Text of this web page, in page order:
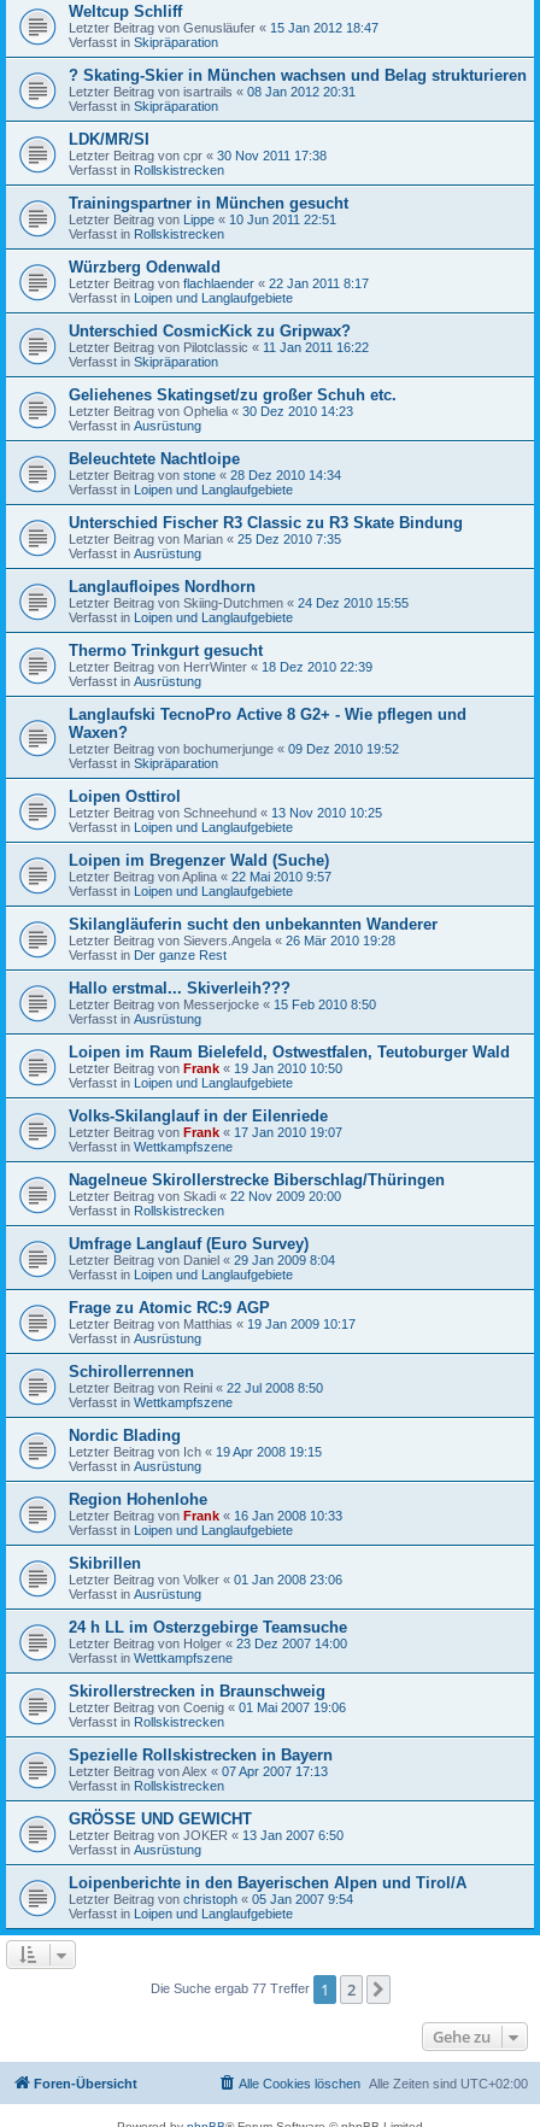
Weltcup Schliff
Letzter Beitrag von Genusläufer « 15 Jan 2012 18:47
Verfasst in Skipräparation
? Skating-Skier in München wachsen und Belag strukturieren
Letzter Beitrag von isartrails « 08 Jan 2012 20:31
Verfasst in Skipräparation
LDK/MR/SI
Letzter Beitrag von cpr « 30 Nov 2011 17:38
Verfasst in Rollskistrecken
Trainingspartner in München gesucht
Letzter Beitrag von Lippe « 10 Jun 2011 22:51
Verfasst in Rollskistrecken
Würzberg Odenwald
Letzter Beitrag von flachlaender « 22 Jan 2011 8:17
Verfasst in Loipen und Langlaufgebiete
Unterschied CosmicKick zu Gripwax?
Letzter Beitrag von Pilotclassic « 11 Jan 2011 16:22
Verfasst in Skipräparation
Geliehenes Skatingset/zu großer Schuh etc.
Letzter Beitrag von Ophelia « 30 Dez 2010 14:23
Verfasst in Ausrüstung
Beleuchtete Nachtloipe
Letzter Beitrag von stone « 28 Dez 2010 14:34
Verfasst in Loipen und Langlaufgebiete
Unterschied Fischer R3 Classic zu R3 Skate Bindung
Letzter Beitrag von Marian « 25 Dez 2010 7:35
Verfasst in Ausrüstung
Langlaufloipes Nordhorn
Letzter Beitrag von Skiing-Dutchmen « 24 Dez 2010 15:55
Verfasst in Loipen und Langlaufgebiete
Thermo Trinkgurt gesucht
Letzter Beitrag von HerrWinter « 18 Dez 2010 22:39
Verfasst in Ausrüstung
Langlaufski TecnoPro Active 8 G2+ - Wie pflegen und
Waxen?
Letzter Beitrag von bochumerjunge « 09 Dez 2010 19:52
Verfasst in Skipräparation
Loipen Osttirol
Letzter Beitrag von Schneehund « 13 Nov 2010 10:25
Verfasst in Loipen und Langlaufgebiete
Loipen im Bregenzer Wald (Suche)
Letzter Beitrag vonAplina « 22 Mai 2010 9:57
Verfasst in Loipen und Langlaufgebiete
Skilangläuferin sucht den unbekannten Wanderer
Letzter Beitrag von Sievers.Angela « 26 Mär 2010 19:28
Verfasst in Der ganze Rest
Hallo erstmal... Skiverleih???
Letzter Beitrag von Messerjocke « 15 Feb 2010 8:50
Verfasst in Ausrüstung
Loipen im Raum Bielefeld, Ostwestfalen, Teutoburger Wald
Letzter Beitrag von Frank « 19 Jan 2010 10:50
Verfasst in Loipen und Langlaufgebiete
Volks-Skilanglauf in der Eilenriede
Letzter Beitrag von Frank « 17 Jan 2010 19:07
Verfasst in Wettkampfszene
Nagelneue Skirollerstrecke Biberschlag/Thüringen
Letzter Beitrag von Skadi « 22 Nov 2009 20:00
Verfasst in Rollskistrecken
Umfrage Langlauf (Euro Survey)
Letzter Beitrag von Daniel « 29 Jan 2009 8:04
Verfasst in Loipen und Langlaufgebiete
Frage zu Atomic RC:9 AGP
Letzter Beitrag von Matthias « 19 Jan 2009 10:17
Verfasst in Ausrüstung
Schirollerrennen
Letzter Beitrag von Reini « 22 Jul 2008 8:50
Verfasst in Wettkampfszene
Nordic Blading
Letzter Beitrag von Ich « 19 Apr 2008 19:15
Verfasst in Ausrüstung
Region Hohenlohe
Letzter Beitrag von Frank « 16 Jan 2008 10:33
Verfasst in Loipen und Langlaufgebiete
Skibrillen
Letzter Beitrag von Volker « 01 Jan 2008 23:06
Verfasst in Ausrüstung
24 h LL im Osterzgebirge Teamsuche
Letzter Beitrag von Holger « 23 Dez 2007 14:00
Verfasst in Wettkampfszene
Skirollerstrecken in Braunschweig
Letzter Beitrag von Coenig « 01 Mai 2007 19:06
Verfasst in Rollskistrecken
Spezielle Rollskistrecken in Bayern
Letzter Beitrag vonAlex « 07 Apr 2007 17:13
Verfasst in Rollskistrecken
GRÖSSE UND GEWICHT
Letzter Beitrag von JOKER « 13 Jan 2007 6:50
Verfasst in Ausrüstung
Loipenberichte in den Bayerischen Alpen und Tirol/A
Letzter Beitrag von christoph « 05 Jan 2007 9:54
Verfasst in Loipen und Langlaufgebiete
Die Suche ergab 77 Treffer 1 2
Gehe zu
Foren-Übersicht Alle Zeiten sind UTC+02:00
Alle Cookies löschen